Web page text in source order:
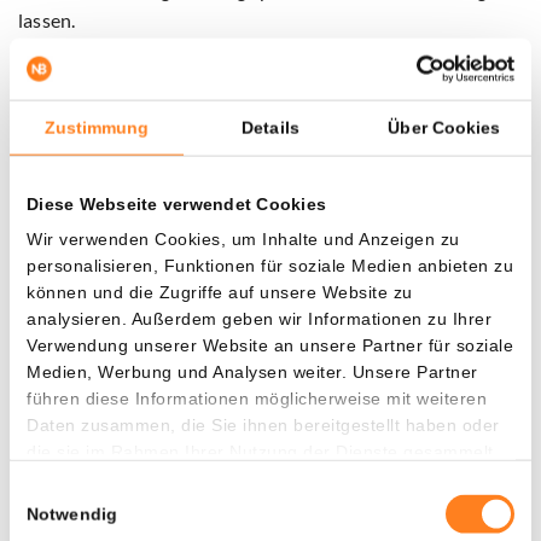
Zustimmung Details Über Cookies
Diese Webseite verwendet Cookies
Wir verwenden Cookies, um Inhalte und Anzeigen zu
personalisieren, Funktionen für soziale Medien anbieten zu
können und die Zugriffe auf unsere Website zu
analysieren. Außerdem geben wir Informationen zu Ihrer
Verwendung unserer Website an unsere Partner für soziale
Medien, Werbung und Analysen weiter. Unsere Partner
führen diese Informationen möglicherweise mit weiteren
Daten zusammen, die Sie ihnen bereitgestellt haben oder
Notwendig
lassen.
Lee hält höhere Multiples dennoch für gerechtfertigt,
solange das KI-getriebene Gewinnwachstum anhält.
„Traditionelle Bewertungsmaßstäbe bilden nicht ab, was KI
für die Profitabilität bedeutet“, sagt er.
Positiver Nebeneffekt für Bitcoin
Eine mögliche Jahresendrally an der Wall Street könnte sich
auch positiv aufBitcoin auswirken. Der Kryptomarkt
bewegt sich häufig im Gleichklang mit dem S&P 500, vor
allem in Phasen zunehmender Liquidität und wachsenden
Optimismus.
weniger restriktiv agierende Federal Reserve erhöhen die
Risikoneigung – und das ist üblicherweise positiv für